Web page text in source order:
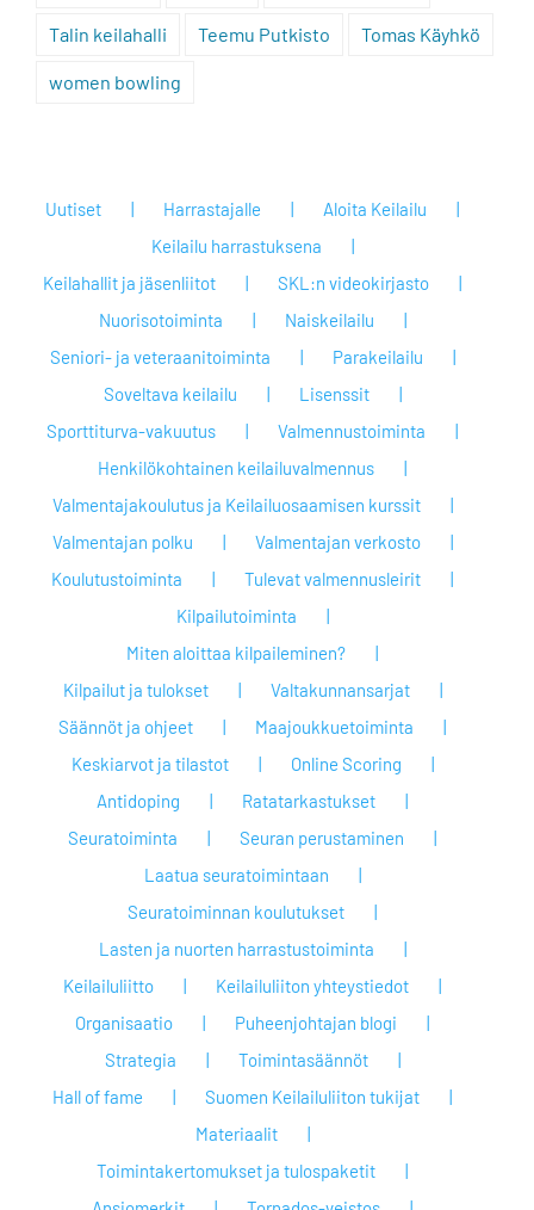
Talin keilahalli Teemu Putkisto Tomas Käyhkö
women bowling
Uutiset Harrastajalle
Aloita Keilailu
Keilailu harrastuksena
Keilahallit ja jäsenliitot
SKL:n videokirjasto
Nuorisotoiminta
Naiskeilailu
Seniori- ja veteraanitoiminta
Parakeilailu
Soveltava keilailu
Lisenssit
Sporttiturva-vakuutus
Valmennustoiminta
Henkilökohtainen keilailuvalmennus
Valmentajakoulutus ja Keilailuosaamisen kurssit
Valmentajan polku
Valmentajan verkosto
Koulutustoiminta
Tulevat valmennusleirit
Kilpailutoiminta
Miten aloittaa kilpaileminen?
Kilpailut ja tulokset
Valtakunnansarjat
Säännöt ja ohjeet
Maajoukkuetoiminta
Keskiarvot ja tilastot
Online Scoring
Antidoping
Ratatarkastukset
Seuratoiminta
Seuran perustaminen
Laatua seuratoimintaan
Seuratoiminnan koulutukset
Lasten ja nuorten harrastustoiminta
Keilailuliitto
Keilailuliiton yhteystiedot
Organisaatio
Puheenjohtajan blogi
Strategia
Toimintasäännöt
Hall of fame
Suomen Keilailuliiton tukijat
Materiaalit
Toimintakertomukset ja tulospaketit